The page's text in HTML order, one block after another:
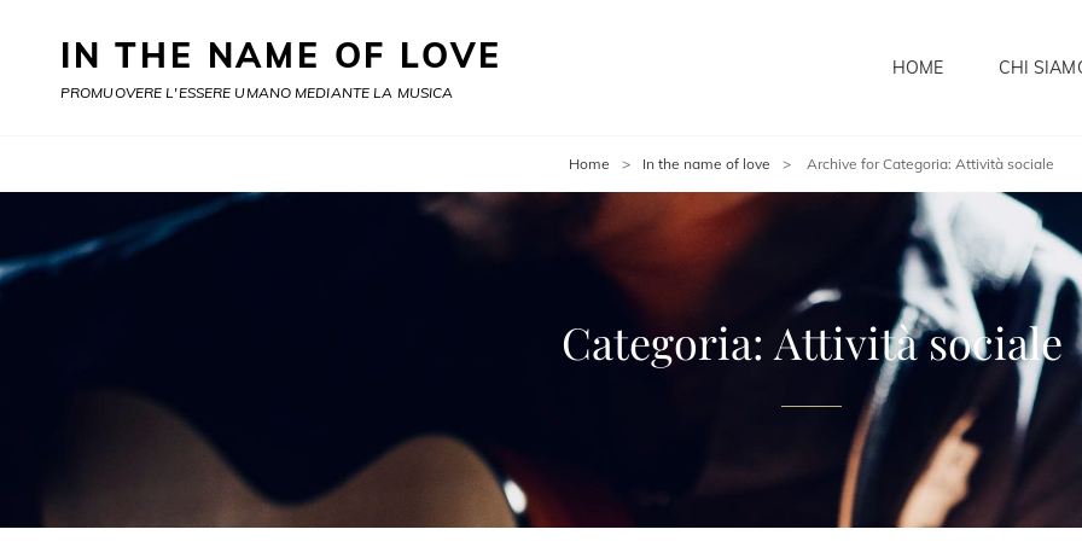
IN THE NAME OF LOVE
PROMUOVERE L'ESSERE UMANO MEDIANTE LA MUSICA
HOME CHI
Home > In the name of love > Archive forCategoria: Attività sociale
Categoria: Attività sociale